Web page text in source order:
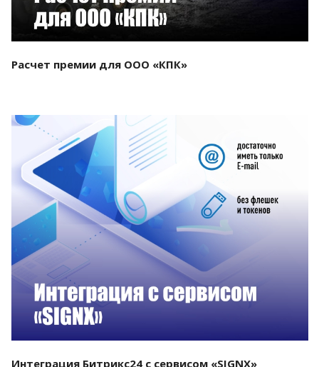
Расчет премии для ООО «КПК»
Смотреть проект
Интеграция Битрикс24 с сервисом «SIGNX»